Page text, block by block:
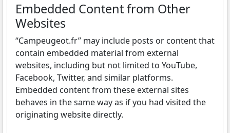
Embedded Content from Other
Websites
“Campeugeot.fr” may include posts or content that
contain embedded material from external
websites, including but not limited to YouTube,
Facebook, Twitter, and similar platforms.
Embedded content from these external sites
behaves in the same way as if you had visited the
originating website directly.